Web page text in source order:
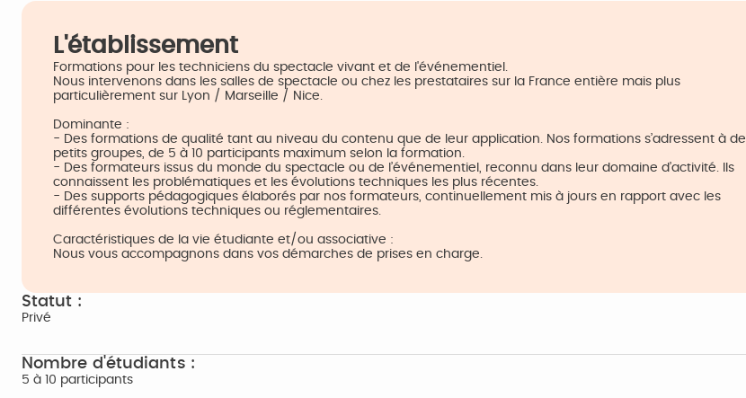
L'établissement
Formations pour les techniciens du spectacle vivant et de l'événementiel.
Nous intervenons dans les salles de spectacle ou chez les prestataires sur la France entière mais plus
particulièrement sur Lyon / Marseille / Nice.
Dominante :
- Des formations de qualité tant au niveau du contenu que de leur application. Nos formations s’adressent à de
petits groupes, de 5 à 10 participants maximum selon la formation.
- Des formateurs issus du monde du spectacle ou de l’événementiel, reconnu dans leur domaine d’activité. Ils
connaissent les problématiques et les évolutions techniques les plus récentes.
- Des supports pédagogiques élaborés par nos formateurs, continuellement mis à jours en rapport avec les
différentes évolutions techniques ou réglementaires.
Caractéristiques de la vie étudiante et/ou associative :
Nous vous accompagnons dans vos démarches de prises en charge.
Statut :
Privé
Nombre d'étudiants :
5 à 10 participants